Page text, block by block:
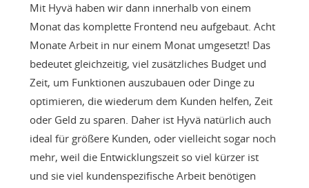
Mit Hyvä haben wir dann innerhalb von einem
Monat das komplette Frontend neu aufgebaut. Acht
Monate Arbeit in nur einem Monat umgesetzt! Das
bedeutet gleichzeitig, viel zusätzliches Budget und
Zeit, um Funktionen auszubauen oder Dinge zu
optimieren, die wiederum dem Kunden helfen, Zeit
oder Geld zu sparen. Daher ist Hyvä natürlich auch
ideal für größere Kunden, oder vielleicht sogar noch
mehr, weil die Entwicklungszeit so viel kürzer ist
und sie viel kundenspezifische Arbeit benötigen